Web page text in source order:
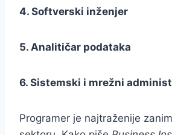
4. Softverski inženjer
5. Analitičar podataka
6. Sistemski i mrežni
Programer je najtraženije